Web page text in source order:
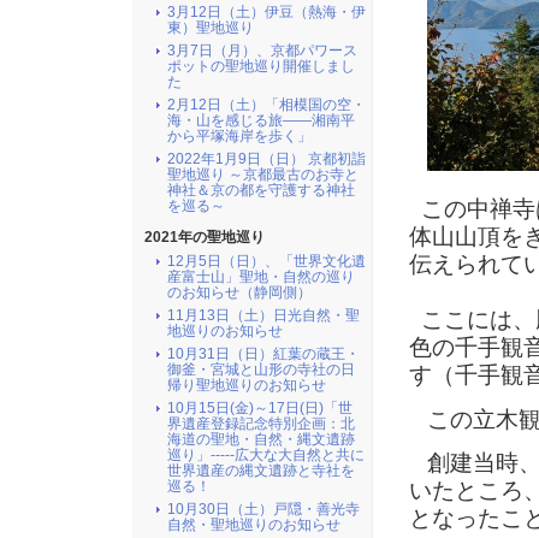
この中禅
体山山頂を
伝えられて
ここには
色の千手観
す（千手観
この立木
創建当時
いたところ
となったこ
3月12日（土）伊豆（熱海・伊
東）聖地巡り
3月7日（月）、京都パワース
ポットの聖地巡り開催しまし
た
2月12日（土）「相模国の空・
海・山を感じる旅――湘南平
から平塚海岸を歩く」
2022年1月9日（日） 京都初詣
聖地巡り ～京都最古のお寺と
神社＆京の都を守護する神社
を巡る～
2021年の聖地巡り
12月5日（日）、「世界文化遺
産富士山」聖地・自然の巡り
のお知らせ（静岡側）
11月13日（土）日光自然・聖
地巡りのお知らせ
10月31日（日）紅葉の蔵王・
御釜・宮城と山形の寺社の日
帰り聖地巡りのお知らせ
10月15日(金)～17日(日)「世
界遺産登録記念特別企画：北
海道の聖地・自然・縄文遺跡
巡り」-----広大な大自然と共に
世界遺産の縄文遺跡と寺社を
巡る！
10月30日（土）戸隠・善光寺
自然・聖地巡りのお知らせ